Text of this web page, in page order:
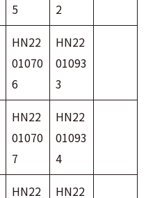
5
2
HN22
01070
6
HN22
01093
3
HN22
01070
7
HN22
01093
4
HN22
HN22